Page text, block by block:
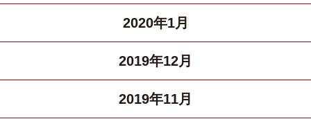
2020年1月
2019年12月
2019年11月